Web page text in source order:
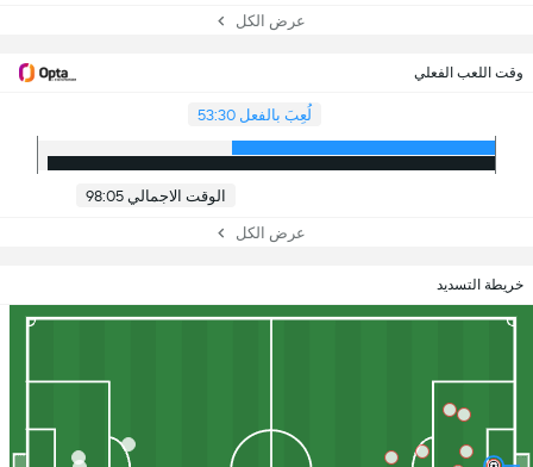
عرض الكل
وقت اللعب الفعلي
لُعِبَ بالفعل 53:30
الوقت الاجمالي 98:05
عرض الكل
خريطة التسديد